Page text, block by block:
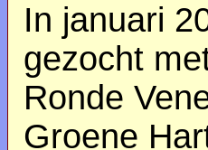
In januari
gezocht
Ronde
Groene